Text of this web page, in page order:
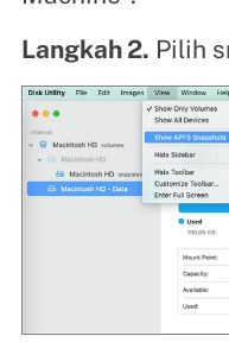
Langkah 2. Pilih